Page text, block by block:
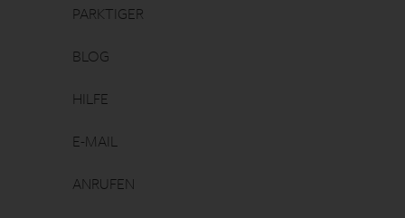
PARKTIGER
BLOG
HILFE
E-MAIL
ANRUFEN